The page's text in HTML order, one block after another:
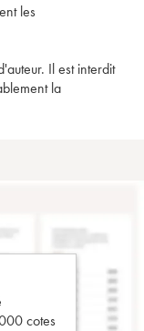
les
Il est interdit
la
cotes